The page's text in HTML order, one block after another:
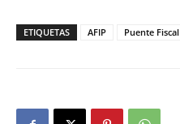
ETIQUETAS AFIP Puente Fiscal